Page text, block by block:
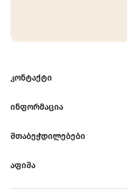
ᲙᲝᲜᲢᲐᲥᲢᲘ
ᲘᲜᲤᲝᲠᲛᲐᲪᲘᲐ
ᲨᲗᲐᲑᲔᲭᲓᲘᲚᲔᲑᲔᲑᲘ
ᲐᲤᲘᲨᲐ